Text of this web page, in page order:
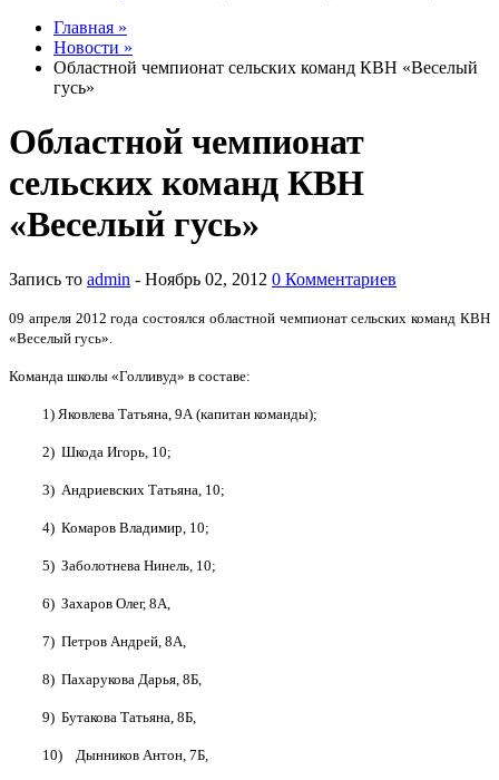
Главная »
Новости »
Областной чемпионат сельских команд КВН «Веселый
гусь»
Областной чемпионат
сельских команд КВН
«Веселый гусь»
Запись то admin - Ноябрь 02, 2012 0 Комментариев
09 апреля 2012 года состоялся областной чемпионат сельских команд КВН
«Веселый гусь».
Команда школы «Голливуд» в составе:
1) Яковлева Татьяна, 9А (капитан команды);
2) Шкода Игорь, 10;
3) Андриевских Татьяна, 10;
4) Комаров Владимир, 10;
5) Заболотнева Нинель, 10;
6) Захаров Олег, 8А,
7) Петров Андрей, 8А,
8) Пахарукова Дарья, 8Б,
9) Бутакова Татьяна, 8Б,
10) Дынников Антон, 7Б,